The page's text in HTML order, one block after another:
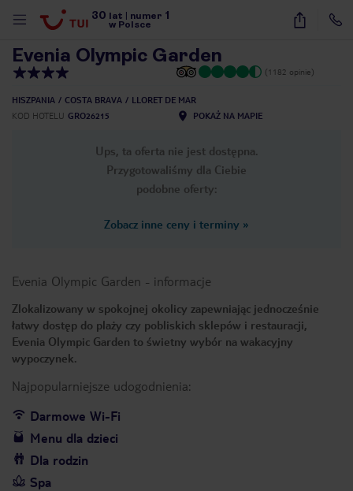
30 lat numer 1
w Polsce
18
Evenia Olympic Garden
(1182 opinie)
HISZPANIA COSTA BRAVA
LLORET DE MAR
KOD HOTELU GRO26215 POKAŻ NA MAPIE
Ups, ta oferta nie jest dostępna.
Przygotowaliśmy dla Ciebie
podobne oferty:
Zobacz inne ceny i terminy »
Evenia Olympic Garden - informacje
Zlokalizowany w spokojnej okolicy zapewniając jednocześnie
łatwy dostęp do plaży czy pobliskich sklepów i restauracji,
Evenia Olympic Garden to świetny wybór na wakacyjny
wypoczynek.
Najpopularniejsze udogodnienia:
Darmowe Wi-Fi
Menu dla dzieci
Dla rodzin
Spa